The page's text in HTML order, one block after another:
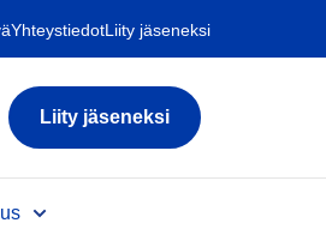
YhteystiedotLiity jäseneksi
Liity jäseneksi